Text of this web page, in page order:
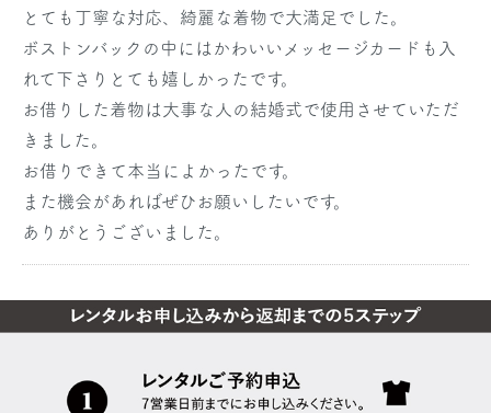
とても丁寧な対応、綺麗な着物で大満足でした。
ボストンバックの中にはかわいいメッセージカードも入
れて下さりとても嬉しかったです。
お借りした着物は大事な人の結婚式で使用させていただ
きました。
お借りできて本当によかったです。
また機会があればぜひお願いしたいです。
ありがとうございました。